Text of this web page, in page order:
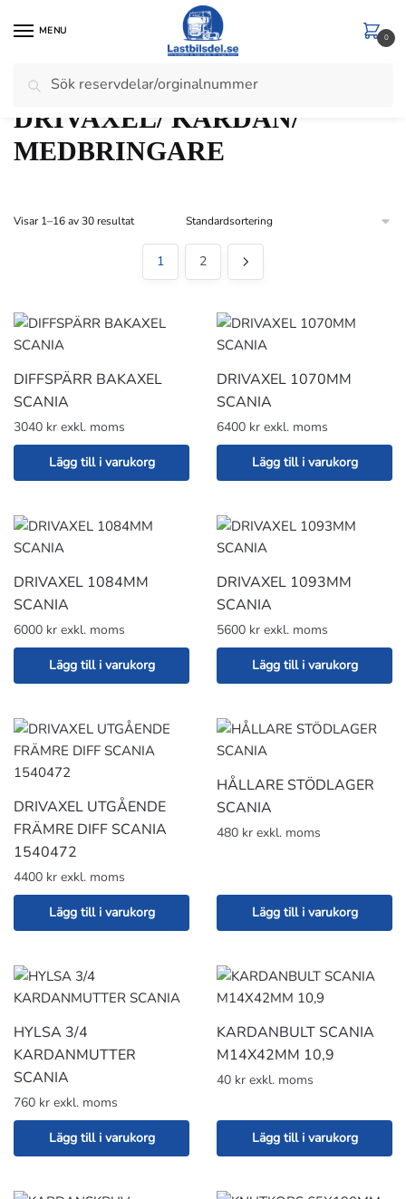
MENU
efter:
0
Hem Scania / Scania 5 Serie / DRIVAXEL/ KARDAN/ MEDBRINGARE
DRIVAXEL/ KARDAN/
MEDBRINGARE
Visar 1–16 av 30 resultat
1 2
DIFFSPÄRR BAKAXEL
SCANIA
3040 kr exkl. moms
Lägg till i varukorg
DRIVAXEL 1070MM
SCANIA
6400 kr exkl. moms
Lägg till i varukorg
DRIVAXEL 1084MM
SCANIA
6000 kr exkl. moms
Lägg till i varukorg
DRIVAXEL 1093MM
SCANIA
5600 kr exkl. moms
Lägg till i varukorg
DRIVAXEL UTGÅENDE
FRÄMRE DIFF SCANIA
1540472
4400 kr exkl. moms
Lägg till i varukorg
HÅLLARE STÖDLAGER
SCANIA
480 kr exkl. moms
Lägg till i varukorg
HYLSA 3/4
KARDANMUTTER
SCANIA
760 kr exkl. moms
Lägg till i varukorg
KARDANBULT SCANIA
M14X42MM 10,9
40 kr exkl. moms
Lägg till i varukorg